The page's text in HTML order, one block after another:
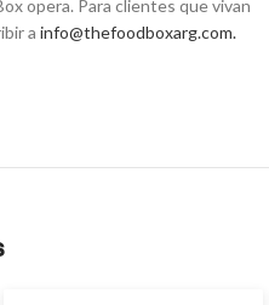
opera. Para clientes que vivan
a info@thefoodboxarg.com.